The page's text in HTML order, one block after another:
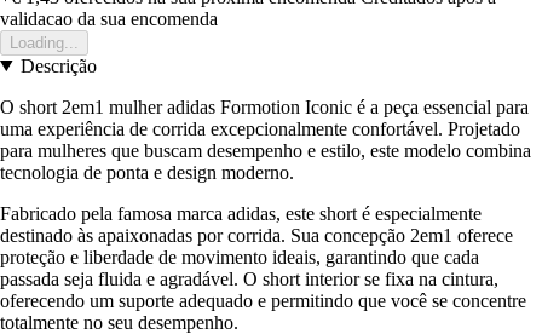
validacao da sua encomenda
Loading...
Descrição
O short 2em1 mulher adidas Formotion Iconic é a peça essencial para
uma experiência de corrida excepcionalmente confortável. Projetado
para mulheres que buscam desempenho e estilo, este modelo combina
tecnologia de ponta e design moderno.
Fabricado pela famosa marca adidas, este short é especialmente
destinado às apaixonadas por corrida. Sua concepção 2em1 oferece
proteção e liberdade de movimento ideais, garantindo que cada
passada seja fluida e agradável. O short interior se fixa na cintura,
oferecendo um suporte adequado e permitindo que você se concentre
totalmente no seu desempenho.